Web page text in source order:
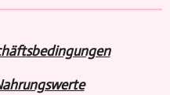
n
n
n
n